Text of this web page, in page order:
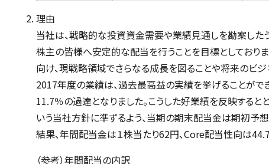
理由
当社は、戦略的な投資資金需要や業績見通しを勘案した
株主の皆様へ安定的な配当を行うことを目標としており
向け、現戦略領域でさらなる成長を図ることや将来のビ
2017年度の業績は、過去最高益の実績を挙げることが
11.7％の過達となりました。こうした好業績を反映すると
いう当社方針に準ずるよう、当期の期末配当金は期初予
結果、年間配当金は１株当たり62円、Core配当性向は44.7
（参考）年間配当の内訳